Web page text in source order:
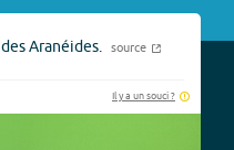
Aranéides. source
Il y a un souci ?